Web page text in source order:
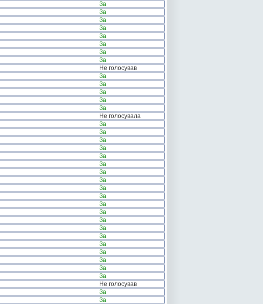
За
За
За
За
За
За
За
За
Не голосував
За
За
За
За
За
Не голосувала
За
За
За
За
За
За
За
За
За
За
За
За
За
За
За
За
За
За
За
За
Не голосував
За
За